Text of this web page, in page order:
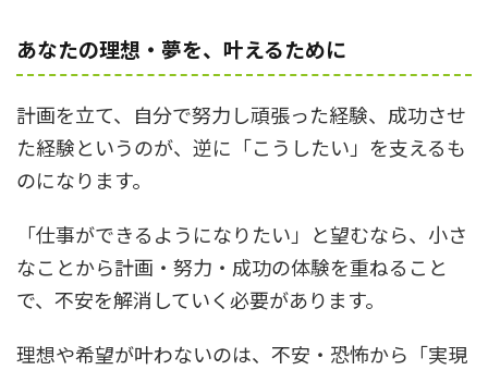
あなたの理想・夢を、叶えるために
計画を立て、自分で努力し頑張った経験、成功させ
た経験というのが、逆に「こうしたい」を支えるも
のになります。
「仕事ができるようになりたい」と望むなら、小さ
なことから計画・努力・成功の体験を重ねること
で、不安を解消していく必要があります。
理想や希望が叶わないのは、不安・恐怖から「実現